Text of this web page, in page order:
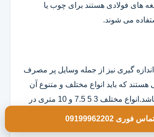
های فولادی هستند برای چوب یا
می شوند.
اندازه گیری نیز از جمله وسایل پر مصرف
هستند که باید انواع مختلف و متنوع آن
در مغازه موجود باشد.انواع مختلف 3 5 7.5 و 10 متری در
و ساده موجود است.
تماس فوری 09199962202